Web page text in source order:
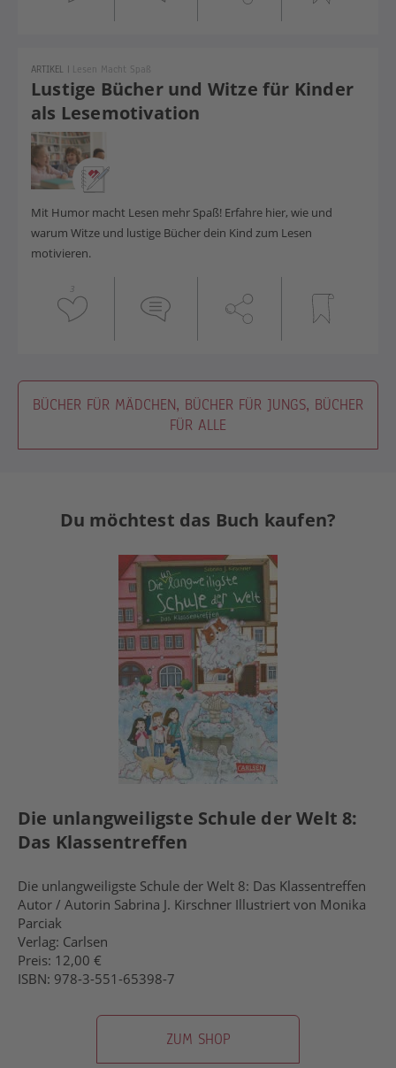
Lustige Bücher und Witze für Kinder
als Lesemotivation
ARTIKEL | Lesen Macht Spaß
Mit Humor macht Lesen mehr Spaß! Erfahre hier, wie und
warum Witze und lustige Bücher dein Kind zum Lesen
motivieren.
3
BÜCHER FÜR MÄDCHEN, BÜCHER FÜR JUNGS, BÜCHER
FÜR ALLE
Du möchtest das Buch kaufen?
Die unlangweiligste Schule der Welt 8:
Das Klassentreffen
Die unlangweiligste Schule der Welt 8: Das Klassentreffen
Autor / Autorin Sabrina J. Kirschner Illustriert von Monika
Parciak
Verlag: Carlsen
Preis: 12,00 €
ISBN: 978-3-551-65398-7
ZUM SHOP